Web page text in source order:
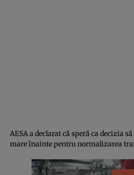
AESA a declarat că speră ca decizia
mare înainte pentru normalizarea